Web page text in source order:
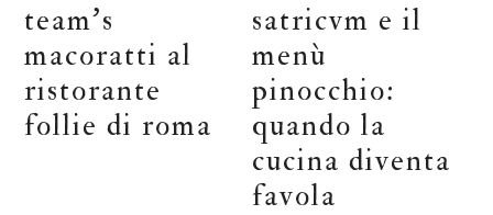
team’s
macoratti al
ristorante
follie di roma
satricvm e il
menù
pinocchio:
quando la
cucina diventa
favola